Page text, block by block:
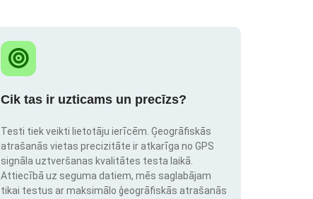
Cik tas ir uzticams un precīzs?
Testi tiek veikti lietotāju ierīcēm. Ģeogrāfiskās
atrašanās vietas precizitāte ir atkarīga no GPS
signāla uztveršanas kvalitātes testa laikā.
Attiecībā uz seguma datiem, mēs saglabājam
tikai testus ar maksimālo ģeogrāfiskās atrašanās